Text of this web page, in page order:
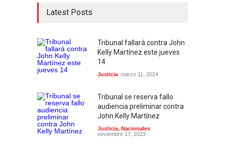
Latest Posts
Tribunal fallará contra John
Kelly Martínez este jueves
14
Justicia marzo 11, 2024
Tribunal se reserva fallo
audiencia preliminar contra
John Kelly Martínez
Justicia, Nacionales
noviembre 17, 2023